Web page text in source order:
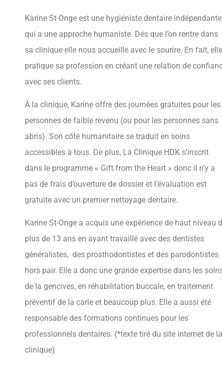
Karine St-Onge est une hygiéniste dentaire indépendante
qui a une approche humaniste. Dés que l’on rentre dans
sa clinique elle nous accueille avec le sourire. En fait, elle
pratique sa profession en créant une relation de
avec ses clients.
À la clinique, Karine offre des journées gratuites pour les
personnes de faible revenu (ou pour les personnes sans
abris). Son côté humanitaire se traduit en soins
accessibles à tous. De plus, La Clinique HDK s’inscrit
dans le programme « Gift from the Heart » donc il n’y a
pas de frais d’ouverture de dossier et l’évaluation est
gratuite avec un premier nettoyage dentaire.
Karine St-Onge a acquis une expérience de haut niveau
plus de 13 ans en ayant travaillé avec des dentistes
généralistes, des prosthodontistes et des parodontistes
hors pair. Elle a donc une grande expertise dans les
de la gencives, en réhabilitation buccale, en traitement
préventif de la carie et beaucoup plus. Elle a aussi été
responsable des formations continues pour les
professionnels dentaires. (*texte tiré du site internet de la
clinique)